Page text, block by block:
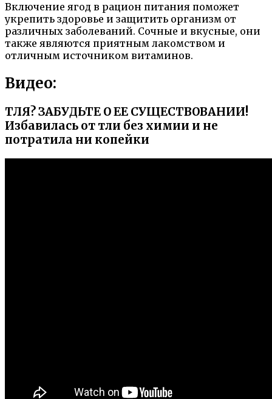
Включение ягод в рацион питания поможет
укрепить здоровье и защитить организм от
различных заболеваний. Сочные и вкусные, они
также являются приятным лакомством и
отличным источником витаминов.
Видео:
ТЛЯ? ЗАБУДЬТЕ О ЕЕ СУЩЕСТВОВАНИИ!
Избавилась от тли без химии и не
потратила ни копейки